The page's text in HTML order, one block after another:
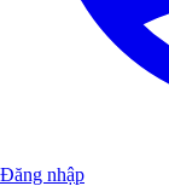
Đăng nhập